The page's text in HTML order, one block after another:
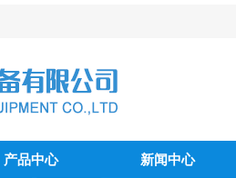
产品中心 新闻中心